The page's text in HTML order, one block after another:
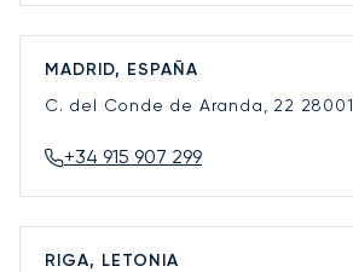
MADRID, ESPAÑA
C. del Conde de Aranda, 22 28001
+34 915 907 299
RIGA, LETONIA